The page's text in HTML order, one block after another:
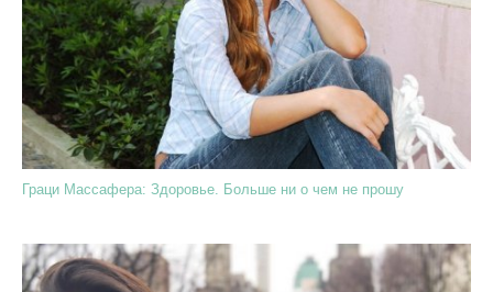
Граци Массафера: Здоровье. Больше ни о чем не прошу